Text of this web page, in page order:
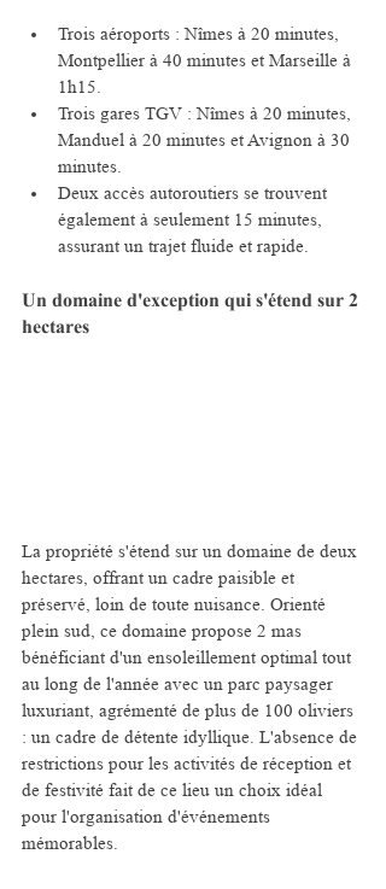
Trois aéroports : Nîmes à 20 minutes,
Montpellier à 40 minutes et Marseille à
1h15.
Trois gares TGV : Nîmes à 20 minutes,
Manduel à 20 minutes et Avignon à 30
minutes.
Deux accès autoroutiers se trouvent
également à seulement 15 minutes,
assurant un trajet fluide et rapide.
Un domaine d'exception qui s'étend sur 2
hectares
La propriété s'étend sur un domaine de deux
hectares, offrant un cadre paisible et
préservé, loin de toute nuisance. Orienté
plein sud, ce domaine propose 2 mas
bénéficiant d'un ensoleillement optimal tout
au long de l'année avec un parc paysager
luxuriant, agrémenté de plus de 100 oliviers
: un cadre de détente idyllique. L'absence de
restrictions pour les activités de réception et
de festivité fait de ce lieu un choix idéal
pour l'organisation d'événements
mémorables.